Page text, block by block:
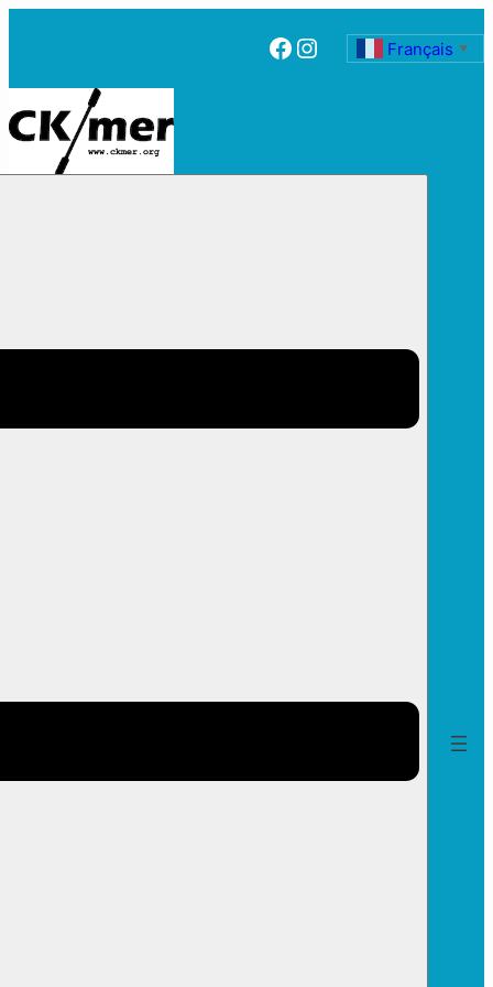
Facebook
InstagramFrançais ▼